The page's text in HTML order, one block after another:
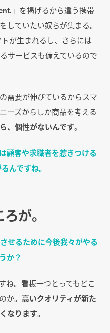
」を掲げるから違う携帯
していたい奴らが集まる。
が生まれるし、さらには
サービスも備えているので
需要が伸びているからスマ
ーズからしか商品を考える
、個性がないんです。
顧客や求職者を惹きつける
んですね。
が。
せるために今後我々がやる
か？
ね。看板一つとってもどこ
か。 高いクオリティが新た
なります。